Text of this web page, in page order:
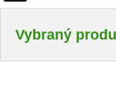
Vybraný